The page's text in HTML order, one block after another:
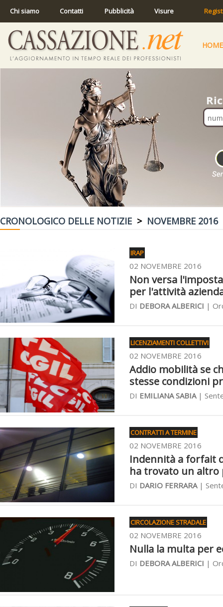
Chi siamo Contatti Pubblicità Visure
HOME
CRONOLOGICO DELLE NOTIZIE > NOVEMBRE 2016
IRAP
02 NOVEMBRE 2016
Non versa
per l'attività
DI DEBORA ALBERICI |
LICENZIAMENTI COLLETTIVI
02 NOVEMBRE 2016
Addio mobilità se
stesse condizioni
DI EMILIANA SABIA|
CONTRATTI A TERMINE
02 NOVEMBRE 2016
Indennità a forfait
ha trovato un altro
DI DARIO FERRARA|
CIRCOLAZIONE STRADALE
02 NOVEMBRE 2016
Nulla la multa per
DI DEBORA ALBERICI |